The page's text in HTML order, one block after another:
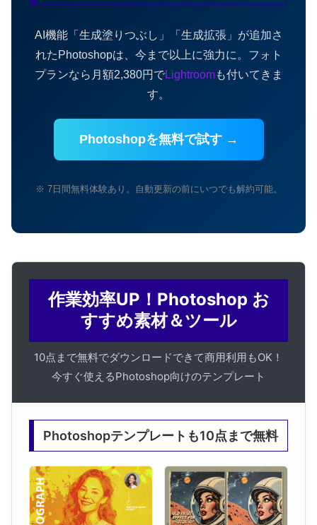
AI機能「生成塗りつぶし」「生成拡張」が追加さ
れたPhotoshopは、今まで以上に強力に。フォト
プランなら月額2,380円でLightroomも付いてきま
す。
Photoshopを無料で試す →
※ 7日間無料体験あり。自動更新の前にいつでも解約可能。
作業効率UP！Photoshop お
すすめ素材＆ツール
10点まで無料でダウンロードできて商用利用もOK！
今すぐ使えるPhotoshop向けのテンプレート
Photoshopテンプレートも10点まで無料